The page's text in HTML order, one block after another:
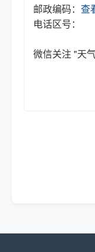
邮政编码：
电话区号：
查
微信关注 "天